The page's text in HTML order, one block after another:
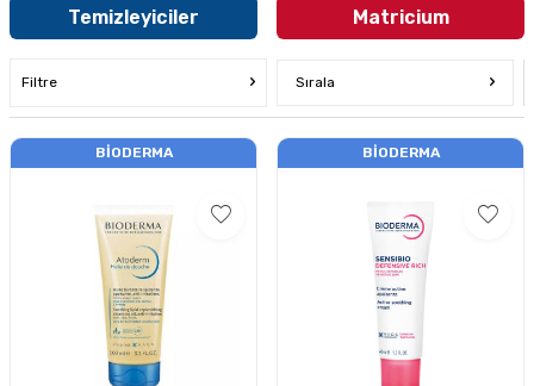
Temizleyiciler Matricium
Filtre Sırala
BIODERMA BIODERMA